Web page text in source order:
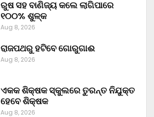
ରୁଷ ସହ ବାଣିଜ୍ୟ କଲେ ଲାଗିପାରେ
୧୦୦% ଶୁଳ୍କ
Aug 8, 2026
ରାଜପଥରୁ ହଟିବେ ଗୋରୁଗାଈ
Aug 8, 2026
ଏକକ ଶିକ୍ଷକ ସ୍କୁଲରେ ତୁରନ୍ତ ନିଯୁକ୍ତ
ହେବେ ଶିକ୍ଷକ
Aug 8, 2026